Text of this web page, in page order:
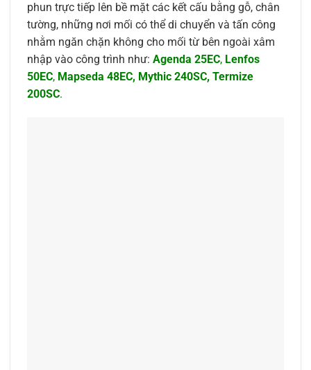
phun trực tiếp lên bề mặt các kết cấu bằng gỗ, chân
tường, những nơi mối có thể di chuyển và tấn công
nhằm ngăn chặn không cho mối từ bên ngoài xâm
nhập vào công trình như: Agenda 25EC, Lenfos
50EC, Mapseda 48EC, Mythic 240SC, Termize
200SC.